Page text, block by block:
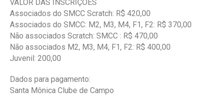
VALOR DAS INSCRIÇÕES
Associados do SMCC Scratch: R$ 420,00
Associados do SMCC: M2, M3, M4, F1, F2: R$ 370,00
Não associados Scratch: SMCC : R$ 470,00
Não associados M2, M3, M4, F1, F2: R$ 400,00
Juvenil: 200,00
Dados para pagamento:
Santa Mônica Clube de Campo